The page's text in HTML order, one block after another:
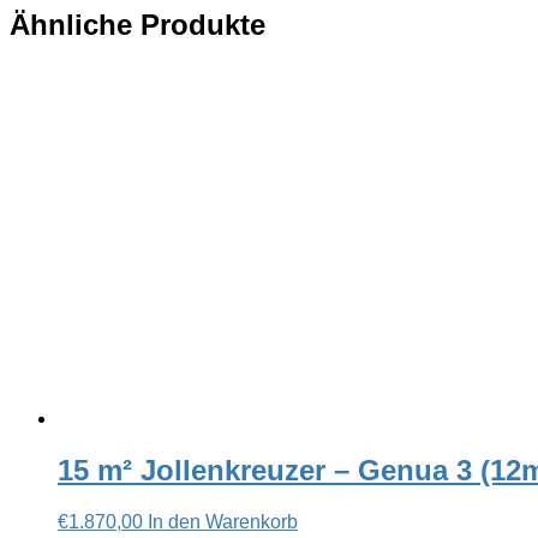
Ähnliche Produkte
15 m² Jollenkreuzer – Genua 3
€1.870,00 In den Warenkorb